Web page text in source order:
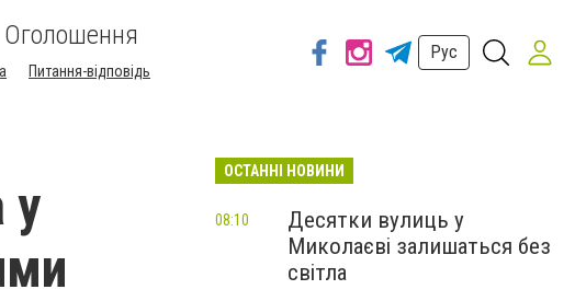
Оголошення
Питання-відповідь
Рус
у
ОСТАННІ НОВИНИ
Десятки вулиць у
Миколаєві залишаться без
світла
08:10